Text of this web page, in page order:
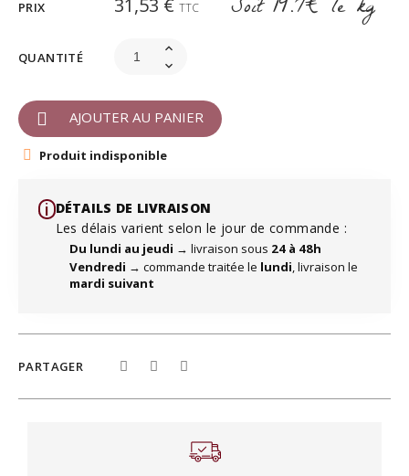
PRIX TTC Soit 19.7€ le kg
QUANTITÉ
AJOUTER AU PANIER
Produit indisponible
i️ DÉTAILS DE LIVRAISON
Les délais varient selon le jour de commande :
Du lundi au jeudi → livraison sous 24 à 48h
Vendredi → commande traitée le lundi, livraison le
mardi suivant
PARTAGER